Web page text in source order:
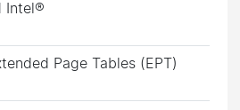
Intel®
Page Tables (EPT)